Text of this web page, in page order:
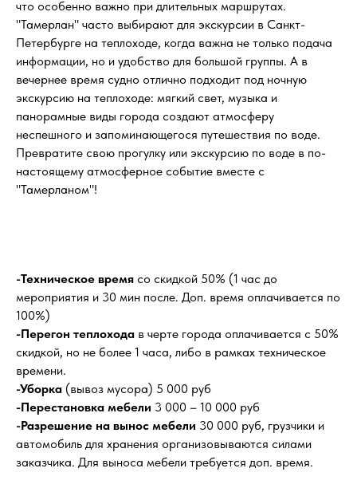
что особенно важно при длительных маршрутах.
"Тамерлан" часто выбирают для экскурсии в Санкт-
Петербурге на теплоходе, когда важна не только подача
информации, но и удобство для большой группы. А в
вечернее время судно отлично подходит под ночную
экскурсию на теплоходе: мягкий свет, музыка и
панорамные виды города создают атмосферу
неспешного и запоминающегося путешествия по воде.
Превратите свою прогулку или экскурсию по воде в по-
настоящему атмосферное событие вместе с
"Тамерланом"!
-Техническое время со скидкой 50% (1 час до
мероприятия и 30 мин после. Доп. время оплачивается по
100%)
-Перегон теплохода в черте города оплачивается с 50%
скидкой, но не более 1 часа, либо в рамках техническое
времени.
-Уборка (вывоз мусора) 5 000 руб
-Перестановка мебели 3 000 – 10 000 руб
-Разрешение на вынос мебели 30 000 руб, грузчики и
автомобиль для хранения организовываются силами
заказчика. Для выноса мебели требуется доп. время.